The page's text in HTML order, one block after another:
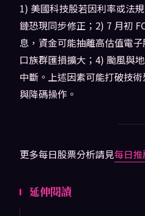
1) 美國科技股若因利率或法
鏈恐現同步修正；2) 7 月初
息，資金可能抽離高估值電
口族群匯損擴大；4) 颱風與
中斷。上述因素可能打破技
與降碼操作。
更多每日股票分析請見每日推
延伸閱讀